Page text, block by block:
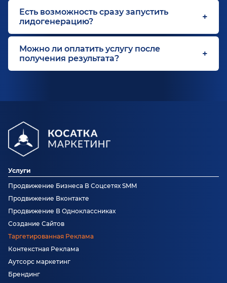
Есть возможность сразу запустить
лидогенерацию?
Можно ли оплатить услугу после
получения результата?
Услуги
Продвижение Бизнеса В Соцсетях SMM
Продвижение Вконтакте
Продвижение В Одноклассниках
Создание Сайтов
Таргетированная Реклама
Контекстная Реклама
Аутсорс маркетинг
Брендинг